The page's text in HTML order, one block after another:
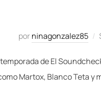
porninagonzalez85
de El
Martox, Blanco Teta y